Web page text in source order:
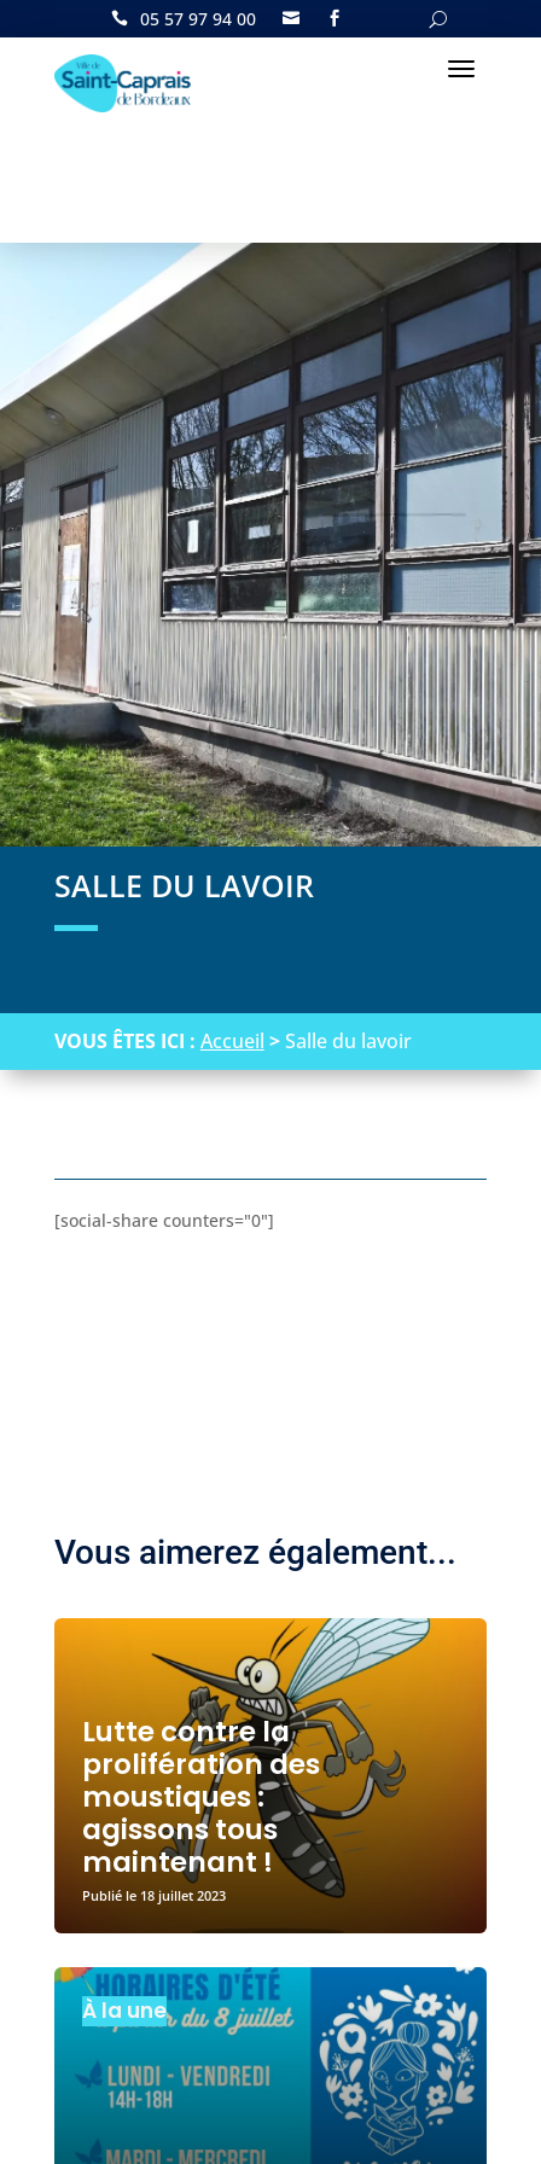
05 57 97 94 00  
SALLE DU LAVOIR
VOUS ÊTES ICI : Accueil >Salle du lavoir
[social-share counters="0"]
Vous aimerez également...
Lutte contre la
prolifération des
moustiques :
agissons tous
maintenant !
18 juillet 2023
À la une